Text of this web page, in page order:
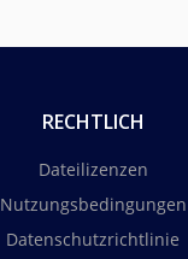
RECHTLICH
Dateilizenzen
Nutzungsbedingungen
Datenschutzrichtlinie